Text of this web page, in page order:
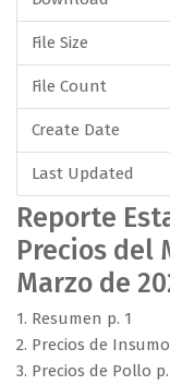
File Size
File Count
Create Date
Last Updated
Reporte
Precios del
Marzo de
1. Resumen p. 1
2. Precios de
3. Precios de Pollo p.